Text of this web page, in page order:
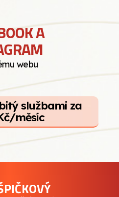
A
webu
službami za
měsíc